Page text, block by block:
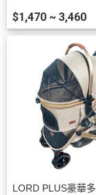
$1,470 ~ 3,460
LORD PLUS豪華